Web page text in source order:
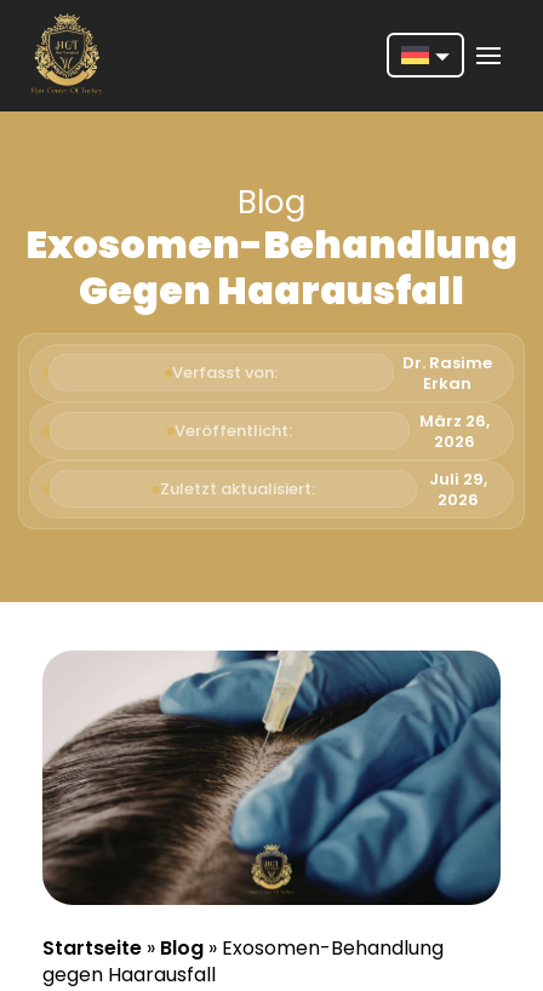
Deutsch
Português
Español
Türkçe
Italiano
Română
Svenska
Blog
Exosomen-Behandlung
Gegen Haarausfall
Verfasst von:
Dr. Rasime
Erkan
Veröffentlicht:
März 26,
2026
Zuletzt aktualisiert:
Juli 29,
2026
Startseite » Blog » Exosomen-Behandlung
gegen Haarausfall